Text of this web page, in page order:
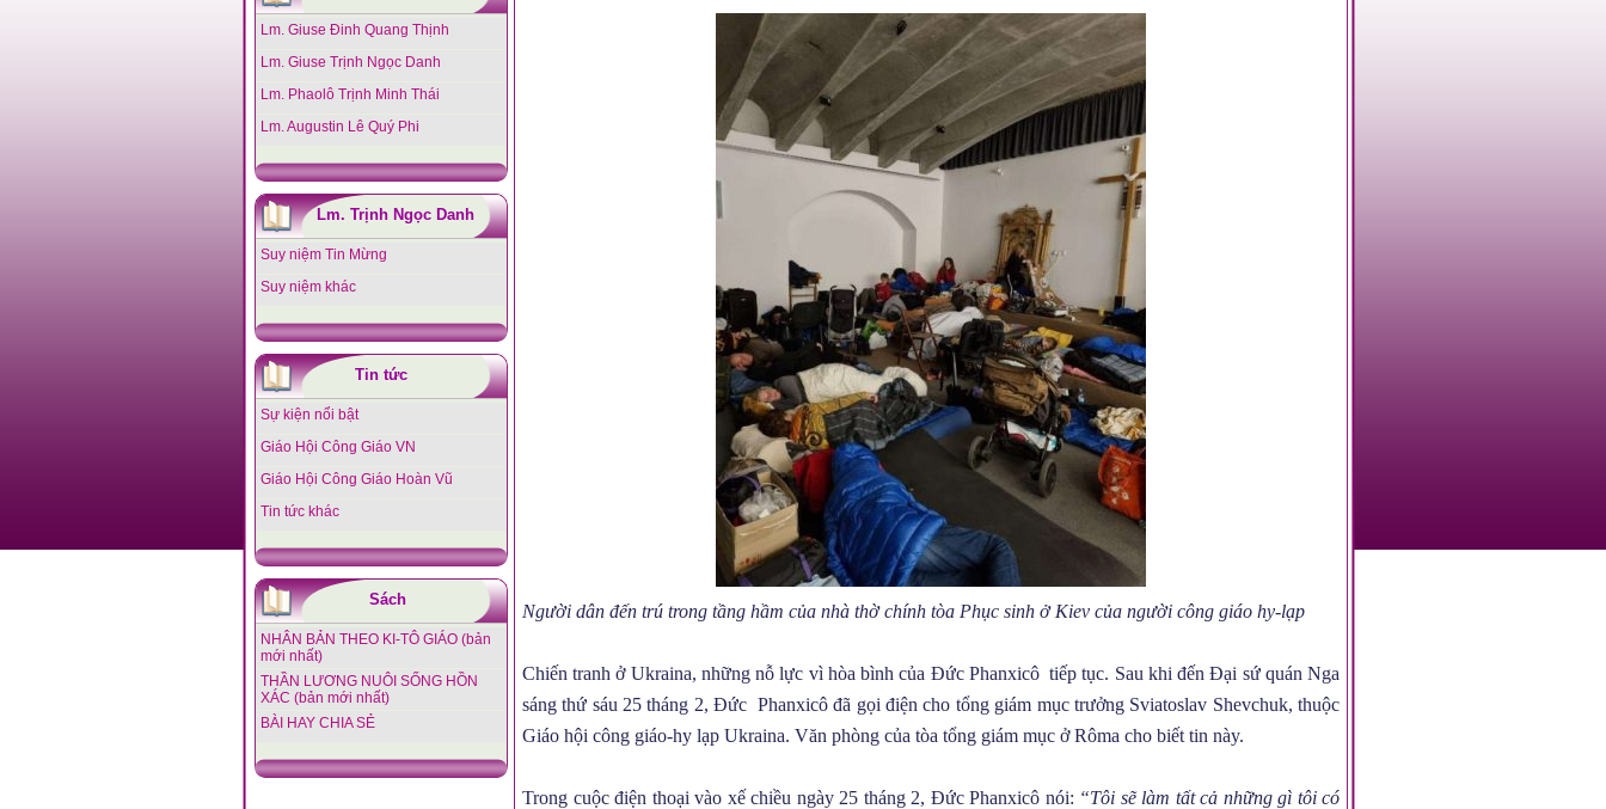
Lm. Giuse Đinh Quang Thịnh
Lm. Giuse Trịnh Ngọc Danh
Lm. Phaolô Trịnh Minh Thái
Lm. Augustin Lê Quý Phi
Lm. Trịnh Ngọc Danh
Suy niệm Tin Mừng
Suy niệm khác
Tin tức
Sự kiện nổi bật
Giáo Hội Công Giáo VN
Giáo Hội Công Giáo Hoàn Vũ
Tin tức khác
Sách
NHÂN BẢN THEO KI-TÔ GIÁO (bản
mới nhất)
THẦN LƯƠNG NUÔI SỐNG HỒN
XÁC (bản mới nhất)
BÀI HAY CHIA SẺ
Người dân đến trú trong tầng hầm của nhà thờ chính tòa Phục sinh ở Kiev của người công giáo hy-lạp
Chiến tranh ở Ukraina, những nỗ lực vì hòa bình của Đức Phanxicô tiếp tục. Sau khi đến Đại sứ quán Nga
sáng thứ sáu 25 tháng 2, Đức Phanxicô đã gọi điện cho tổng giám mục trưởng Sviatoslav Shevchuk, thuộc
Giáo hội công giáo-hy lạp Ukraina. Văn phòng của tòa tổng giám mục ở Rôma cho biết tin này.
Trong cuộc điện thoại vào xế chiều ngày 25 tháng 2, Đức Phanxicô nói: “Tôi sẽ làm tất cả những gì tôi có